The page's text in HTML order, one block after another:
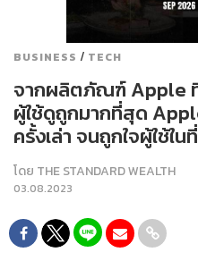
BUSINESS / TECH
จากผลิตภัณฑ์ Apple
ผู้ใช้ดูถูกมากที่สุด
ครั้งเล่า จนถูกใจผู้ใช้ใน
โดย THE STANDARD WEALTH
03.08.2023